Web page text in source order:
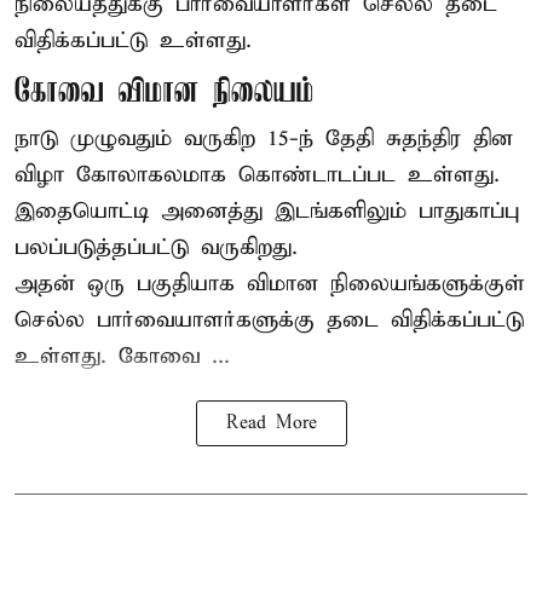
விதிக்கப்பட்டு உள்ளது.
கோவை விமான நிலையம்
நாடு முழுவதும் வருகிற 15-ந் தேதி சுதந்திர தின
விழா கோலாகலமாக கொண்டாடப்பட உள்ளது.
இதையொட்டி அனைத்து இடங்களிலும் பாதுகாப்பு
பலப்படுத்தப்பட்டு வருகிறது.
அதன் ஒரு பகுதியாக விமான நிலையங்களுக்குள்
செல்ல பார்வையாளர்களுக்கு தடை விதிக்கப்பட்டு
உள்ளது. கோவை ...
Read More